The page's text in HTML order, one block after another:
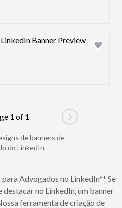
Design preview image
1 of 1
Go to next
de banners de
do LinkedIn
Advogados no LinkedIn** Se
destacar no LinkedIn, um banner
ferramenta de criação de